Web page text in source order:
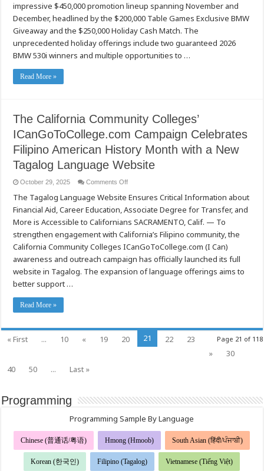
IN
HOLIDAY
PROMOTIONS
impressive $450,000 promotion lineup spanning November and
December, headlined by the $200,000 Table Games Exclusive BMW
Giveaway and the $250,000 Holiday Cash Match. The
unprecedented holiday offerings include two guaranteed 2026
BMW 530i winners and multiple opportunities to …
Read More »
The California Community Colleges’
ICanGoToCollege.com Campaign Celebrates
Filipino American History Month with a New
Tagalog Language Website
October 29, 2025 Comments Offon
California
Community
Colleges’
ICanGoToCollege.com
Campaign
Celebrates
Filipino
American
History
Month
with
a
The Tagalog Language Website Ensures Critical Information about
Financial Aid, Career Education, Associate Degree for Transfer, and
More is Accessible to Californians SACRAMENTO, Calif. — To
strengthen engagement with California’s Filipino community, the
California Community Colleges ICanGoToCollege.com (I Can)
awareness and outreach campaign has officially launched its full
website in Tagalog. The expansion of language offerings aims to
better support …
Read More »
Page 21 of 118
« First ... 10 « 19 20 21 22
23
»
30
40
50 ... Last »
Programming
Programming Sample By Language
Chinese (普通话/粤语) Hmong (Hmoob) South Asian (हिंदी/ਪੰਜਾਬੀ)
Korean (한국인) Filipino (Tagalog) Vietnamese (Tiếng Việt)